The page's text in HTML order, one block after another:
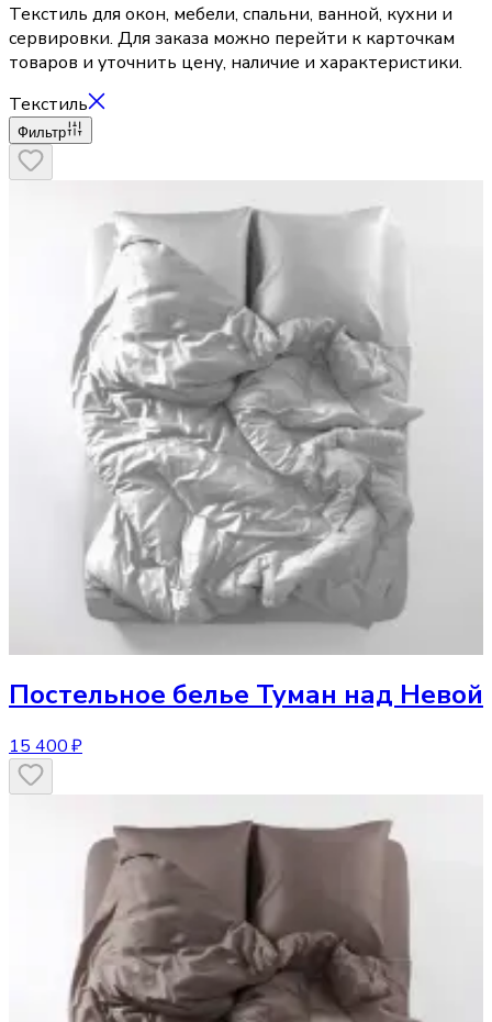
Текстиль для окон, мебели, спальни, ванной, кухни и
сервировки. Для заказа можно перейти к карточкам
товаров и уточнить цену, наличие и характеристики.
Текстиль
Фильтр
Постельное белье Туман над Невой
15 400 ₽